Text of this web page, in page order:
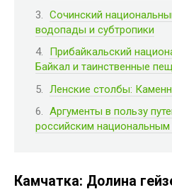
Сочинский
водопады и субтропики
Прибайкальский
Байкал и таинственные
Ленские столбы:
Аргументы в пользу
российским национальным
Камчатка: Долина